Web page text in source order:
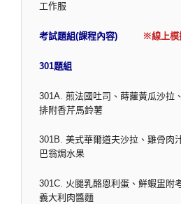
工作服
考試題組(課程內容) ※線上模
301題組
301A. 煎法國吐司、蒔蘿黃瓜沙拉
排附香芹馬鈴薯
301B. 美式華爾道夫沙拉、雞骨肉
巴翁焗水果
301C. 火腿乳酪恩利蛋、鮮蝦盅附
義大利肉醬麵